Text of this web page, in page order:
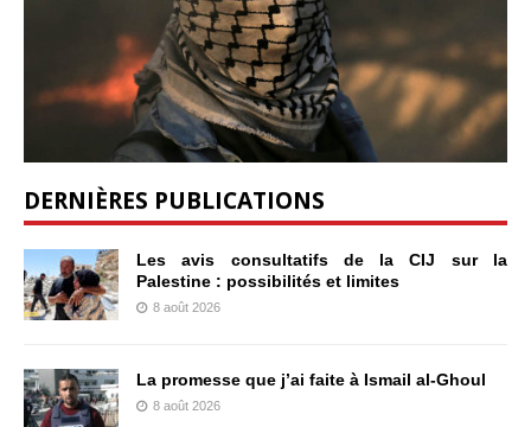
DERNIÈRES PUBLICATIONS
Les avis consultatifs de la CIJ sur la
Palestine : possibilités et limites
8 août 2026
La promesse que j’ai faite à Ismail al-Ghoul
8 août 2026